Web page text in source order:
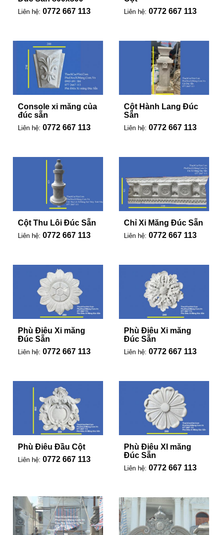
Liên hệ: 0772 667 113 Liên hệ: 0772 667 113
Console xi măng của
đúc sẵn
Liên hệ: 0772 667 113
Cột Hành Lang Đúc
Sẵn
Liên hệ: 0772 667 113
Cột Thu Lôi Đúc Sẵn
Liên hệ: 0772 667 113
Chỉ Xi Măng Đúc Sẵn
Liên hệ: 0772 667 113
Phù Điêu Xi măng
Đúc Sẵn
Liên hệ: 0772 667 113
Phù Điêu Xi măng
Đúc Sẵn
Liên hệ: 0772 667 113
Phù Điêu Đầu Cột
Liên hệ: 0772 667 113
Phù Điêu XI măng
Đúc Sẵn
Liên hệ: 0772 667 113